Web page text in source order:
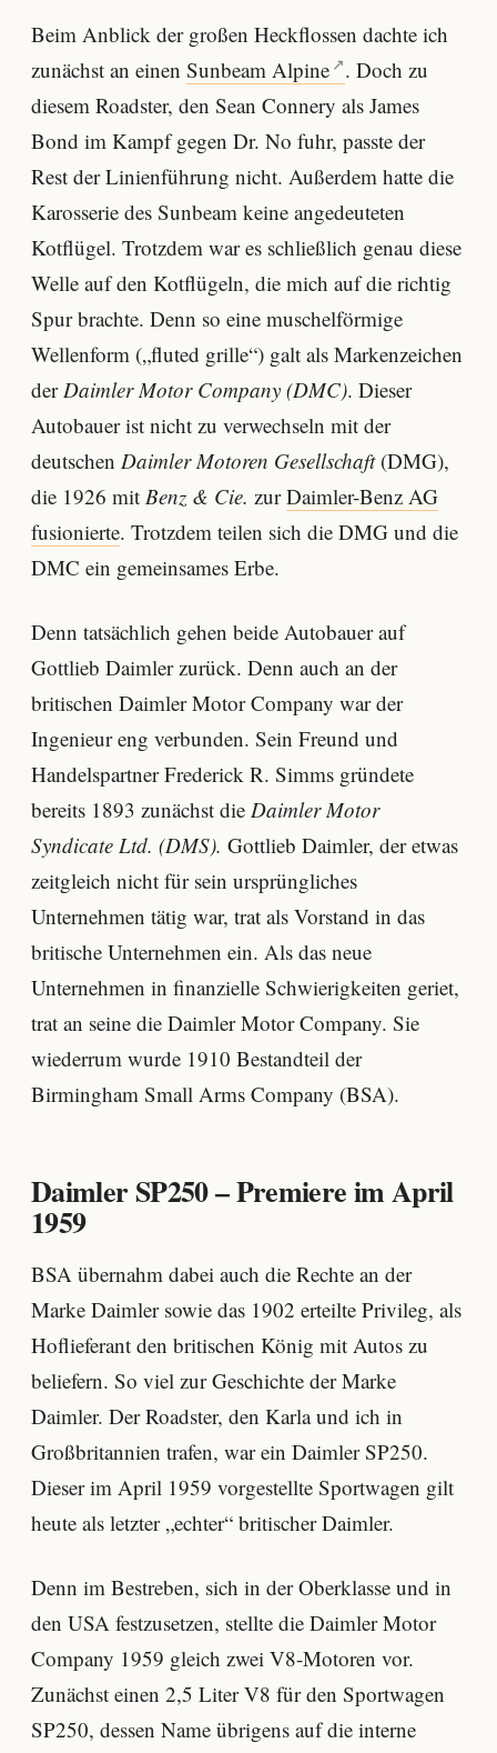
Beim Anblick der großen Heckflossen dachte ich
zunächst an einen Sunbeam Alpine . Doch zu
diesem Roadster, den Sean Connery als James
Bond im Kampf gegen Dr. No fuhr, passte der
Rest der Linienführung nicht. Außerdem hatte die
Karosserie des Sunbeam keine angedeuteten
Kotflügel. Trotzdem war es schließlich genau diese
Welle auf den Kotflügeln, die mich auf die richtig
Spur brachte. Denn so eine muschelförmige
Wellenform („fluted grille“) galt als Markenzeichen
derDaimler Motor Company (DMC). Dieser
Autobauer ist nicht zu verwechseln mit der
deutschen Daimler Motoren Gesellschaft(DMG),
die 1926 mit Benz & Cie. zurDaimler-Benz AG
fusionierte. Trotzdem teilen sich die DMG und die
DMC ein gemeinsames Erbe.
Denn tatsächlich gehen beide Autobauer auf
Gottlieb Daimler zurück. Denn auch an der
britischen Daimler Motor Company war der
Ingenieur eng verbunden. Sein Freund und
Handelspartner Frederick R. Simms gründete
bereits 1893 zunächst die Daimler Motor
Syndicate Ltd. (DMS). Gottlieb Daimler, der etwas
zeitgleich nicht für sein ursprüngliches
Unternehmen tätig war, trat als Vorstand in das
britische Unternehmen ein. Als das neue
Unternehmen in finanzielle Schwierigkeiten geriet,
trat an seine die Daimler Motor Company. Sie
wiederrum wurde 1910 Bestandteil der
Birmingham Small Arms Company (BSA).
Daimler SP250 – Premiere im April
1959
BSA übernahm dabei auch die Rechte an der
Marke Daimler sowie das 1902 erteilte Privileg, als
Hoflieferant den britischen König mit Autos zu
beliefern. So viel zur Geschichte der Marke
Daimler. Der Roadster, den Karla und ich in
Großbritannien trafen, war ein Daimler SP250.
Dieser im April 1959 vorgestellte Sportwagen gilt
heute als letzter „echter“ britischer Daimler.
Denn im Bestreben, sich in der Oberklasse und in
den USA festzusetzen, stellte die Daimler Motor
Company 1959 gleich zwei V8-Motoren vor.
Zunächst einen 2,5 Liter V8 für den Sportwagen
SP250, dessen Name übrigens auf die interne